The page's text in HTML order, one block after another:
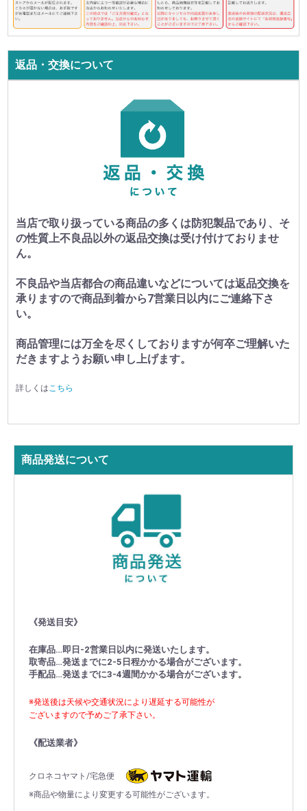
返品・交換について
当店で取り扱っている商品の多くは防犯製品であり、そ
の性質上不良品以外の返品交換は受け付けておりませ
ん。
不良品や当店都合の商品違いなどについては返品交換を
承りますので商品到着から7営業日以内にご連絡下さ
い。
商品管理には万全を尽くしておりますが何卒ご理解いた
だきますようお願い申し上げます。
詳しくは こちら
商品発送について
《発送目安》
在庫品…即日-2営業日以内に発送いたします。
取寄品…発送までに2-5日程かかる場合がございます。
手配品…発送までに3-4週間かかる場合がございます。
※発送後は天候や交通状況により遅延する可能性が
ございますので予めご了承下さい。
《配送業者》
クロネコヤマト/宅急便
※商品や物量により変更する可能性がございます。